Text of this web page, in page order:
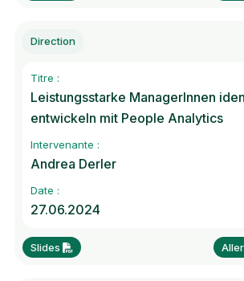
Direction
Titre :
Leistungsstarke ManagerInnen
entwickeln mit People Analytics
Intervenante :
Andrea Derler
Date :
27.06.2024
Slides